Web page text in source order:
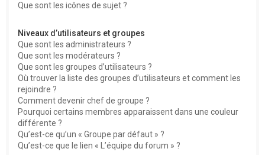
Que sont les icônes de sujet ?
Niveaux d’utilisateurs et groupes
Que sont les administrateurs ?
Que sont les modérateurs ?
Que sont les groupes d’utilisateurs ?
Où trouver la liste des groupes d’utilisateurs et comment les
rejoindre ?
Comment devenir chef de groupe ?
Pourquoi certains membres apparaissent dans une couleur
différente ?
Qu’est-ce qu’un « Groupe par défaut » ?
Qu’est-ce que le lien « L’équipe du forum » ?